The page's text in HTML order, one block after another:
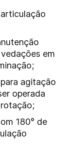
em
agitação
operada
180° de